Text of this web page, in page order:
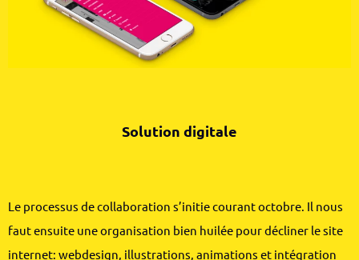
Solution digitale
Le processus de collaboration s’initie courant octobre. Il nous
faut ensuite une organisation bien huilée pour décliner le site
internet: webdesign, illustrations, animations et intégration